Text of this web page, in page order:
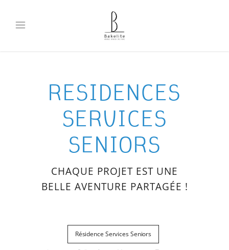
RESIDENCES
SERVICES
SENIORS
CHAQUE PROJET EST UNE
BELLE AVENTURE PARTAGÉE !
Résidence Services Seniors